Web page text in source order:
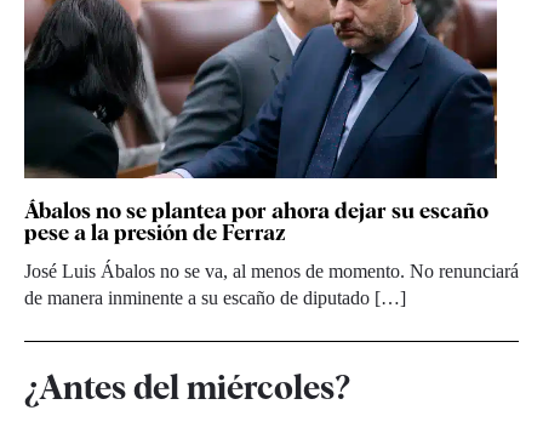
Ábalos no se plantea por ahora dejar su escaño
pese a la presión de Ferraz
José Luis Ábalos no se va, al menos de momento. No renunciará
de manera inminente a su escaño de diputado […]
¿Antes del miércoles?